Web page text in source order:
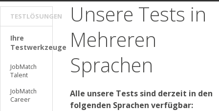
Unsere Tests in
Mehreren
Sprachen
Alle unsere Tests sind derzeit in den
folgenden Sprachen verfügbar:
TESTLÖSUNGEN
Ihre
Testwerkzeuge
JobMatch
Talent
JobMatch
Career